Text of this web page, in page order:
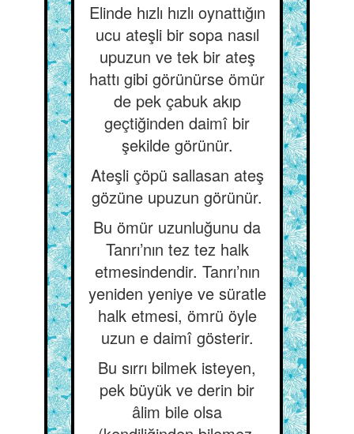
Elinde hızlı hızlı oynattığın
ucu ateşli bir sopa nasıl
upuzun ve tek bir ateş
hattı gibi görünürse ömür
de pek çabuk akıp
geçtiğinden daimî bir
şekilde görünür.
Ateşli çöpü sallasan ateş
gözüne upuzun görünür.
Bu ömür uzunluğunu da
Tanrı’nın tez tez halk
etmesindendir. Tanrı’nın
yeniden yeniye ve süratle
halk etmesi, ömrü öyle
uzun e daimî gösterir.
Bu sırrı bilmek isteyen,
pek büyük ve derin bir
âlim bile olsa